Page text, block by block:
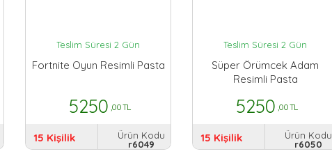
Teslim Süresi 2 Gün
Fortnite Oyun Resimli Pasta
5250 ,00 TL
15 Kişilik
Ürün Kodu
r6049
Teslim Süresi 2 Gün
Süper Örümcek Adam
Resimli Pasta
5250 ,00 TL
15 Kişilik
Ürün Kodu
r6050